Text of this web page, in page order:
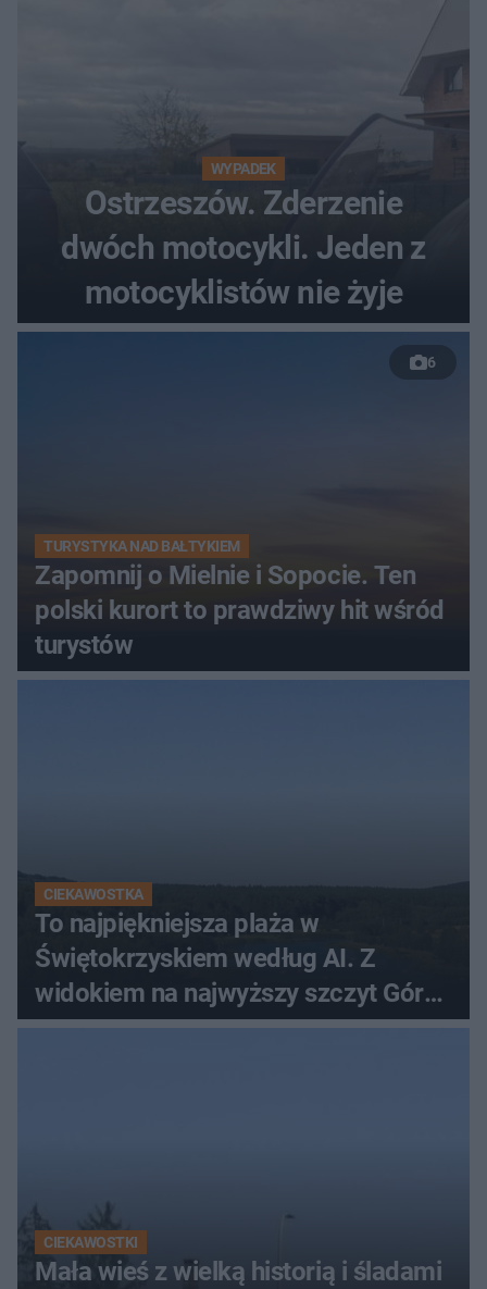
WYPADEK
Ostrzeszów. Zderzenie
dwóch motocykli. Jeden z
motocyklistów nie żyje
6
TURYSTYKA NAD BAŁTYKIEM
Zapomnij o Mielnie i Sopocie. Ten
polski kurort to prawdziwy hit wśród
turystów
CIEKAWOSTKA
To najpiękniejsza plaża w
Świętokrzyskiem według AI. Z
widokiem na najwyższy szczyt Gór
Świętokrzyskich
CIEKAWOSTKI
Mała wieś z wielką historią i śladami